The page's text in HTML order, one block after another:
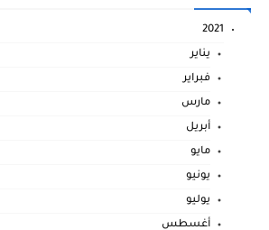
2021
يناير
فبراير
مارس
أبريل
مايو
يونيو
يوليو
أغسطس